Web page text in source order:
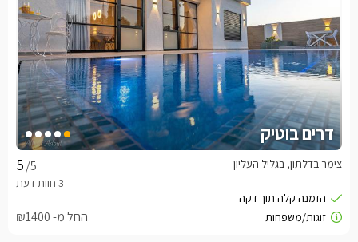
דרים בוטיק
/5 צימר בדלתון, בגליל העליון
החל מ- ₪1400